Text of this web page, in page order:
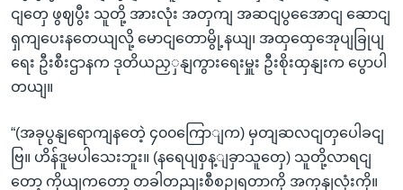
ငျတှေ ဖွဈပွီး သူတို့ အားလုံး အတှကျ အဆငျပွအေောငျ ဆောငျ
ရှကျပေးနတေယျလို့ မောငျတောမွို့နယျ၊ အထှထှေအေုပျခြုပျ
ရေး ဦးစီးဌာနက ဒုတိယညှှနျကွားရေးမှူး ဦးစိုးထှနျးက ပွောပါ
တယျ။
“(အခုပွနျရောကျနတေဲ့ ၄၀၀ကြောျက) မှတျဆလငျတှပေါခငျ
ဗြ။ ဟိန်ဒူမပါသေးဘူး။ (နရေပျစှန့ျခှာသူတှေ) သူတို့လာရငျ
တော့ ကိုယျကတော့ တခါတညျးစီစဉျရတာကို အကုနျလုံးကို။